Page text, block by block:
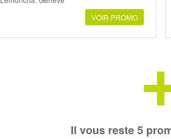
VOIR PROMO
Il vous reste 5